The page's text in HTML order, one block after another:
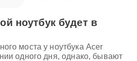
ноутбук будет в
моста у ноутбука Acer
одного дня, однако, бывают